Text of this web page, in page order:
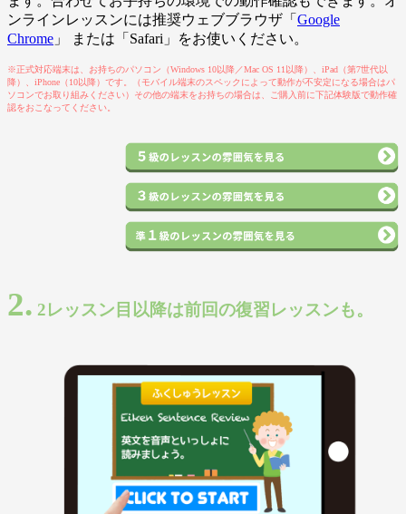
ンラインレッスンには推奨ウェブブラウザ「 Google
Chrome 」 または「Safari」をお使いください。
※正式対応端末は、お持ちのパソコン（Windows 10以降／Mac OS 11以降）、iPad（第7世代以
降）、iPhone（10以降）です。（モバイル端末のスペックによって動作が不安定になる場合はパ
ソコンでお取り組みください）その他の端末をお持ちの場合は、ご購入前に下記体験版で動作確
認をおこなってください。
2. 2レッスン目以降は前回の復習レッスンも。